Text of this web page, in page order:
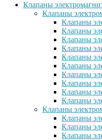
Клапаны
Клапаны
Клапаны
Клапаны
Клапаны
Клапаны
Клапаны
Клапаны
Клапаны
Клапаны
Клапаны
Клапаны
Клапаны
Клапаны
Клапаны
Клапаны